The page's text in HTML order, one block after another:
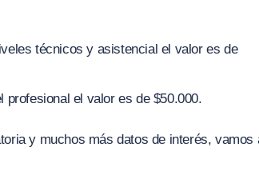
técnicos y asistencial el valor es de
el valor es de $50.000.
y muchos más datos de interés, vamos